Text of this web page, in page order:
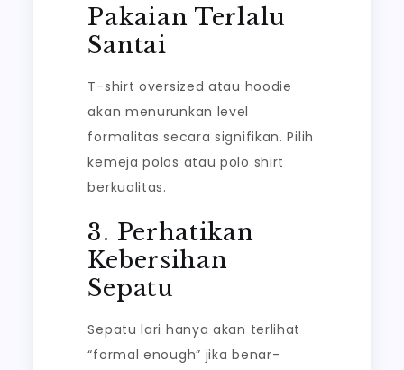
Pakaian Terlalu
Santai
T-shirt oversized atau hoodie
akan menurunkan level
formalitas secara signifikan. Pilih
kemeja polos atau polo shirt
berkualitas.
3. Perhatikan
Kebersihan
Sepatu
Sepatu lari hanya akan terlihat
“formal enough” jika benar-